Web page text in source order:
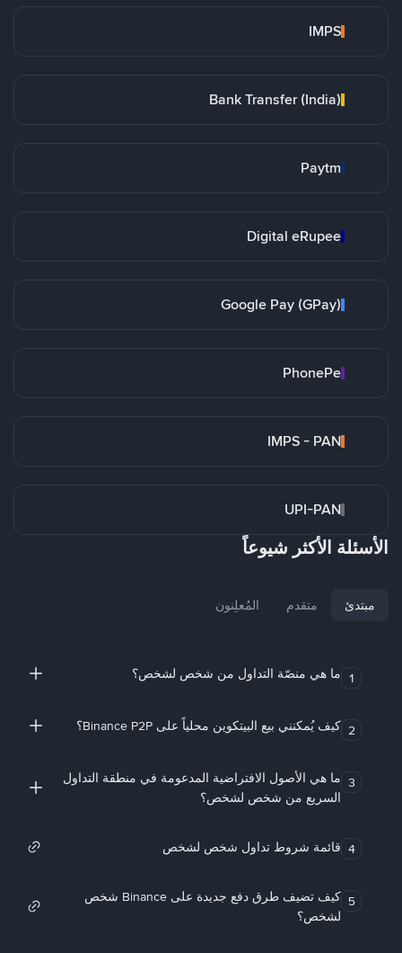
IMPS
Bank Transfer (India)
Paytm
Digital eRupee
Google Pay (GPay)
PhonePe
IMPS - PAN
UPI-PAN
الأسئلة الأكثر شيوعاً
مبتدئ متقدم المُعلِنون
1 ما هي منصّة التداول من شخص لشخص؟
2 كيف يُمكنني بيع البيتكوين محلياً على Binance P2P؟
3 ما هي الأصول الافتراضية المدعومة في منطقة التداول
السريع من شخص لشخص؟
4 قائمة شروط تداول شخص لشخص
5
كيف تضيف طرق دفع جديدة على Binance شخص
لشخص؟